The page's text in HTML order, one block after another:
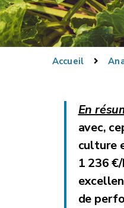
Accueil
En
avec,
culture
1 236
de